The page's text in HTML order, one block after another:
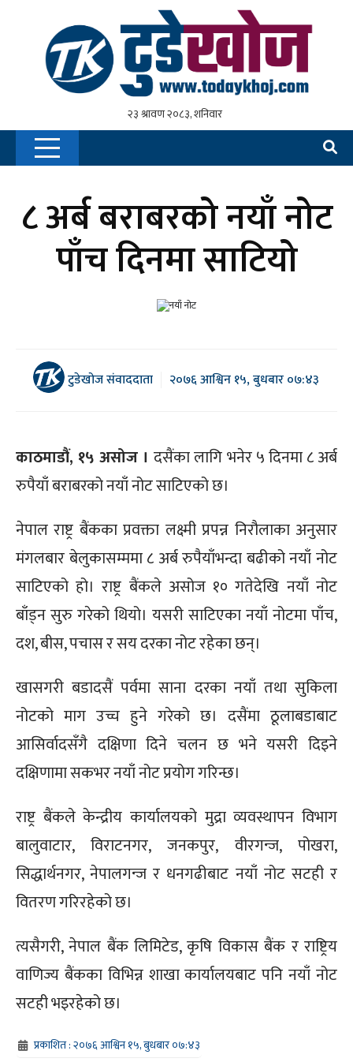
८ अर्ब बराबरको नयाँ नोट
पाँच दिनमा साटियो
टुडेखोज संवाददाता २०७६ आश्विन १५, बुधबार ०७:४३
काठमाडौं, १५ असोज ।दसैंका लागि भनेर ५ दिनमा ८ अर्ब
रुपैयाँ बराबरको नयाँ नोट साटिएको छ।
नेपाल राष्ट्र बैंकका प्रवक्ता लक्ष्मी प्रपन्न निरौलाका अनुसार
मंगलबार बेलुकासम्ममा ८ अर्ब रुपैयाँभन्दा बढीको नयाँ नोट
साटिएको हो। राष्ट्र बैंकले असोज १० गतेदेखि नयाँ नोट
बाँड्न सुरु गरेको थियो। यसरी साटिएका नयाँ नोटमा पाँच,
दश, बीस, पचास र सय दरका नोट रहेका छन्।
खासगरी बडादसैं पर्वमा साना दरका नयाँ तथा सुकिला
नोटको माग उच्च हुने गरेको छ। दसैंमा ठूलाबडाबाट
आसिर्वादसँगै दक्षिणा दिने चलन छ भने यसरी दिइने
दक्षिणामा सकभर नयाँ नोट प्रयोग गरिन्छ।
राष्ट्र बैंकले केन्द्रीय कार्यालयको मुद्रा व्यवस्थापन विभाग
बालुवाटार, विराटनगर, जनकपुर, वीरगन्ज, पोखरा,
सिद्धार्थनगर, नेपालगन्ज र धनगढीबाट नयाँ नोट सटही र
वितरण गरिरहेको छ।
त्यसैगरी, नेपाल बैंक लिमिटेड, कृषि विकास बैंक र राष्ट्रिय
वाणिज्य बैंकका विभिन्न शाखा कार्यालयबाट पनि नयाँ नोट
सटही भइरहेको छ।
प्रकाशित : २०७६ आश्विन १५, बुधबार ०७:४३